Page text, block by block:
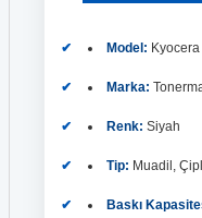
Model:
Marka:
Renk: Siyah
Tip: Muadil,
Baskı